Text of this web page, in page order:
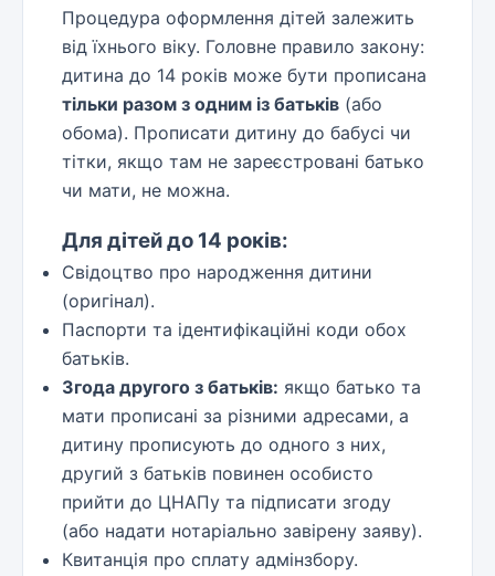
Процедура оформлення дітей залежить
від їхнього віку. Головне правило закону:
дитина до 14 років може бути прописана
тільки разом з одним із батьків (або
обома). Прописати дитину до бабусі чи
тітки, якщо там не зареєстровані батько
чи мати, не можна.
Для дітей до 14 років:
Свідоцтво про народження дитини
(оригінал).
Паспорти та ідентифікаційні коди обох
батьків.
Згода другого з батьків: якщо батько та
мати прописані за різними адресами, а
дитину прописують до одного з них,
другий з батьків повинен особисто
прийти до ЦНАПу та підписати згоду
(або надати нотаріально завірену заяву).
Квитанція про сплату адмінзбору.